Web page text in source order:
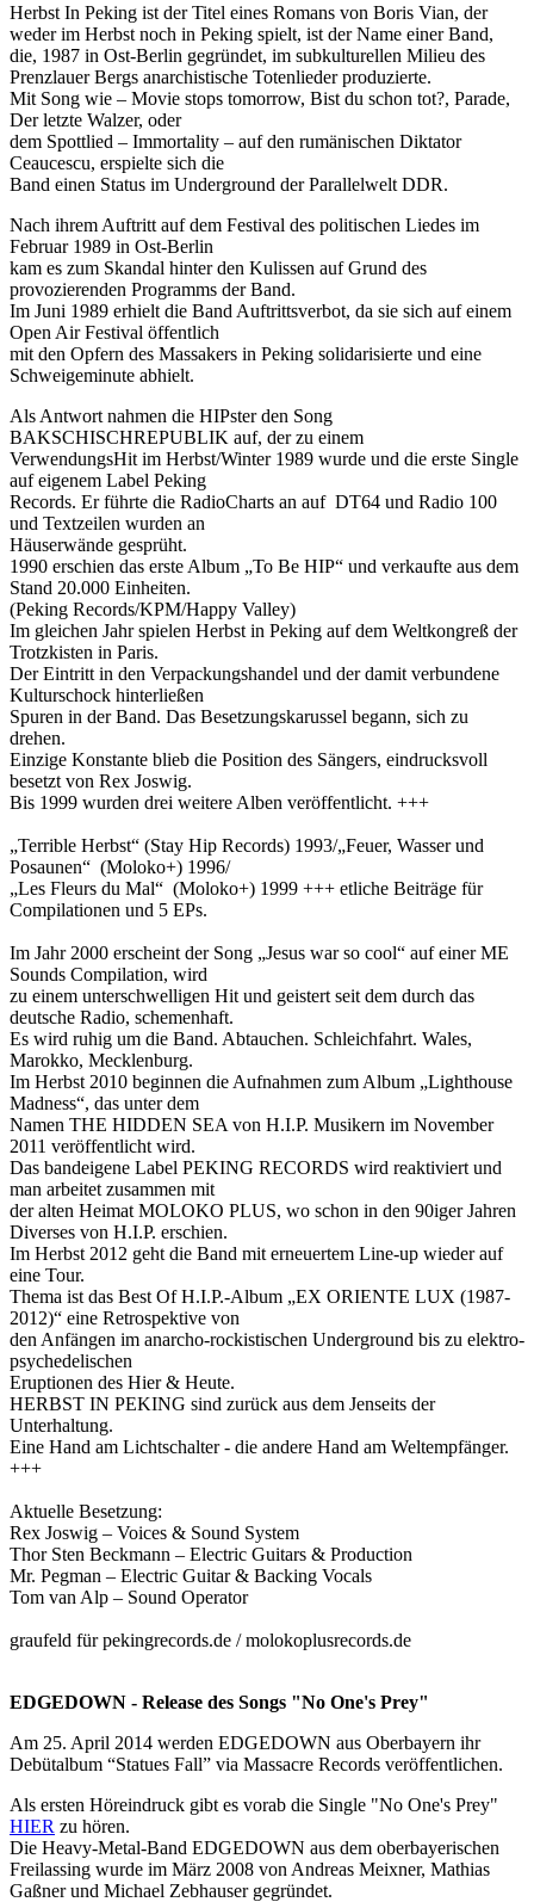
Herbst In Peking ist der Titel eines Romans von Boris Vian, der
weder im Herbst noch in Peking spielt, ist der Name einer Band,
die, 1987 in Ost-Berlin gegründet, im subkulturellen Milieu des
Prenzlauer Bergs anarchistische Totenlieder produzierte.
Mit Song wie – Movie stops tomorrow, Bist du schon tot?, Parade,
Der letzte Walzer, oder
dem Spottlied – Immortality – auf den rumänischen Diktator
Ceaucescu, erspielte sich die
Band einen Status im Underground der Parallelwelt DDR.
Nach ihrem Auftritt auf dem Festival des politischen Liedes im
Februar 1989 in Ost-Berlin
kam es zum Skandal hinter den Kulissen auf Grund des
provozierenden Programms der Band.
Im Juni 1989 erhielt die Band Auftrittsverbot, da sie sich auf einem
Open Air Festival öffentlich
mit den Opfern des Massakers in Peking solidarisierte und eine
Schweigeminute abhielt.
Als Antwort nahmen die HIPster den Song
BAKSCHISCHREPUBLIK auf, der zu einem
VerwendungsHit im Herbst/Winter 1989 wurde und die erste Single
auf eigenem Label Peking
Records. Er führte die RadioCharts an auf DT64 und Radio 100
und Textzeilen wurden an
Häuserwände gesprüht.
1990 erschien das erste Album „To Be HIP“ und verkaufte aus dem
Stand 20.000 Einheiten.
(Peking Records/KPM/Happy Valley)
Im gleichen Jahr spielen Herbst in Peking auf dem Weltkongreß der
Trotzkisten in Paris.
Der Eintritt in den Verpackungshandel und der damit verbundene
Kulturschock hinterließen
Spuren in der Band. Das Besetzungskarussel begann, sich zu
drehen.
Einzige Konstante blieb die Position des Sängers, eindrucksvoll
besetzt von Rex Joswig.
Bis 1999 wurden drei weitere Alben veröffentlicht. +++
„Terrible Herbst“ (Stay Hip Records) 1993/„Feuer, Wasser und
Posaunen“ (Moloko+) 1996/
„Les Fleurs du Mal“ (Moloko+) 1999 +++ etliche Beiträge für
Compilationen und 5 EPs.
Im Jahr 2000 erscheint der Song „Jesus war so cool“ auf einer ME
Sounds Compilation, wird
zu einem unterschwelligen Hit und geistert seit dem durch das
deutsche Radio, schemenhaft.
Es wird ruhig um die Band. Abtauchen. Schleichfahrt. Wales,
Marokko, Mecklenburg.
Im Herbst 2010 beginnen die Aufnahmen zum Album „Lighthouse
Madness“, das unter dem
Namen THE HIDDEN SEA von H.I.P. Musikern im November
2011 veröffentlicht wird.
Das bandeigene Label PEKING RECORDS wird reaktiviert und
man arbeitet zusammen mit
der alten Heimat MOLOKO PLUS, wo schon in den 90iger Jahren
Diverses von H.I.P. erschien.
Im Herbst 2012 geht die Band mit erneuertem Line-up wieder auf
eine Tour.
Thema ist das Best Of H.I.P.-Album „EX ORIENTE LUX (1987-
2012)“ eine Retrospektive von
den Anfängen im anarcho-rockistischen Underground bis zu elektro-
psychedelischen
Eruptionen des Hier & Heute.
HERBST IN PEKING sind zurück aus dem Jenseits der
Unterhaltung.
Eine Hand am Lichtschalter - die andere Hand am Weltempfänger.
+++
Aktuelle Besetzung:
Rex Joswig – Voices & Sound System
Thor Sten Beckmann – Electric Guitars & Production
Mr. Pegman – Electric Guitar & Backing Vocals
Tom van Alp – Sound Operator
graufeld für pekingrecords.de / molokoplusrecords.de
EDGEDOWN - Release des Songs "No One's Prey"
Am 25. April 2014 werden EDGEDOWN aus Oberbayern ihr
Debütalbum “Statues Fall” via Massacre Records veröffentlichen.
Als ersten Höreindruck gibt es vorab die Single "No One's Prey"
HIER zu hören.
Die Heavy-Metal-Band EDGEDOWN aus dem oberbayerischen
Freilassing wurde im März 2008 von Andreas Meixner, Mathias
Gaßner und Michael Zebhauser gegründet.